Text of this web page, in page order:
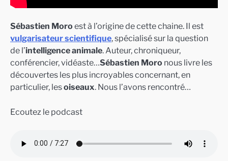
Sébastien Moro est à l’origine de cette chaine. Il est
vulgarisateur scientifique, spécialisé sur la question
de l’intelligence animale. Auteur, chroniqueur,
conférencier, vidéaste…Sébastien Moro nous livre les
découvertes les plus incroyables concernant, en
particulier, lesoiseaux. Nous l’avons rencontré…
Ecoutez le podcast